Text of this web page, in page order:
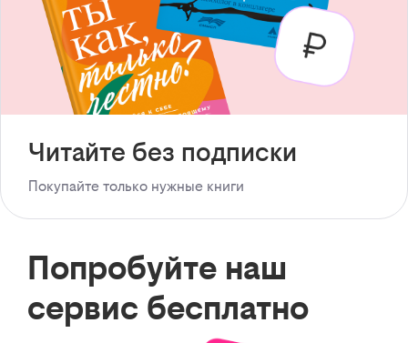
Читайте без подписки
Покупайте только нужные книги
Попробуйте наш
сервис бесплатно